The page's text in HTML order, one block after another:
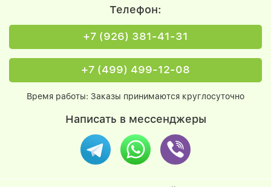
Телефон:
+7 (926) 381-41-31
+7 (499) 499-12-08
Время работы: Заказы принимаются круглосуточно
Написать в мессенджеры